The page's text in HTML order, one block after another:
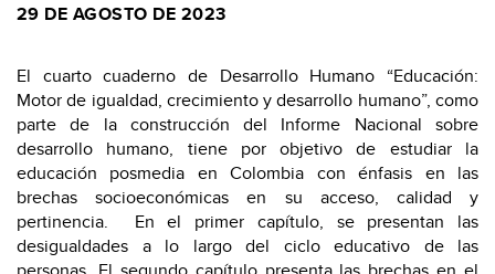
29 DE AGOSTO DE 2023
El cuarto cuaderno de Desarrollo Humano “Educación:
Motor de igualdad, crecimiento y desarrollo humano”, como
parte de la construcción del Informe Nacional sobre
desarrollo humano, tiene por objetivo de estudiar la
educación posmedia en Colombia con énfasis en las
brechas socioeconómicas en su acceso, calidad y
pertinencia. En el primer capítulo, se presentan las
desigualdades a lo largo del ciclo educativo de las